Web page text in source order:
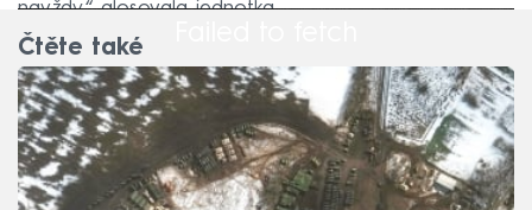
navždy,“ glosovala jednotka.
Čtěte také